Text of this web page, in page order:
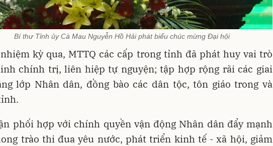
Bí thư Tỉnh ủy Cà Mau Nguyễn Hồ Hải phát biểu chúc mừng Đại hội
kỳ qua, MTTQ các cấp trong tỉnh đã phát huy vai trò
chính trị, liên hiệp tự nguyện; tập hợp rộng rãi các giai
lớp Nhân dân, đồng bào các dân tộc, tôn giáo trong và
phối hợp với chính quyền vận động Nhân dân đẩy mạnh
trào thi đua yêu nước, phát triển kinh tế - xã hội, giảm